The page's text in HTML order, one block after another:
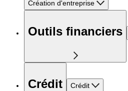
Création d'entreprise
Outils financiers
Crédit Crédit